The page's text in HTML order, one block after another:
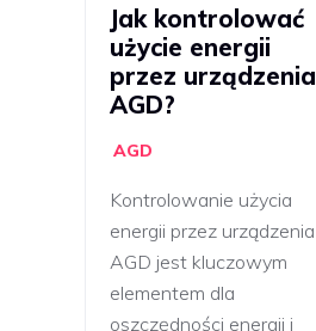
Jak kontrolować
użycie energii
przez urządzenia
AGD?
AGD
Kontrolowanie użycia
energii przez urządzenia
AGD jest kluczowym
elementem dla
oszczędności energii i